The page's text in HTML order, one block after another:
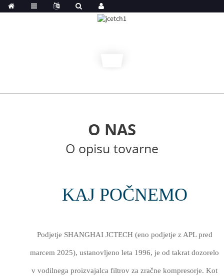
O NAS
O opisu tovarne
KAJ POČNEMO
Podjetje SHANGHAI JCTECH (eno podjetje z APL pred
marcem 2025), ustanovljeno leta 1996, je od takrat dozorelo
v vodilnega proizvajalca filtrov za zračne kompresorje. Kot